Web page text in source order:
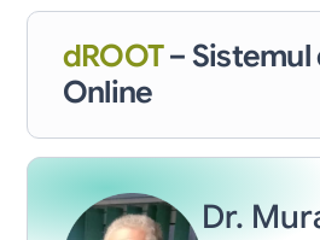
dROOT–
Online
Dr.